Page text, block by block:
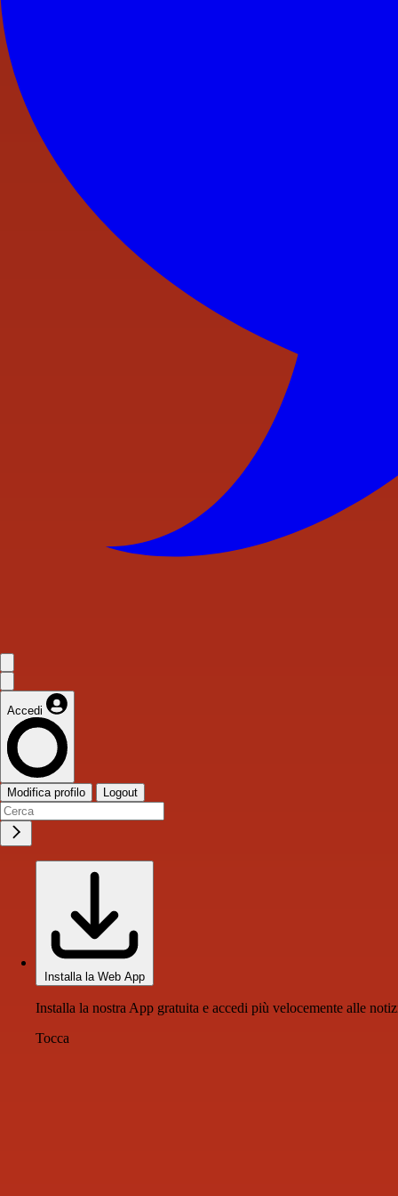
Accedi
Modifica profilo Logout
Installa la Web App
Installa la nostra App gratuita e accedi più velocemente alle
Tocca